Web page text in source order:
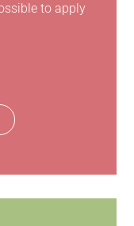
to apply